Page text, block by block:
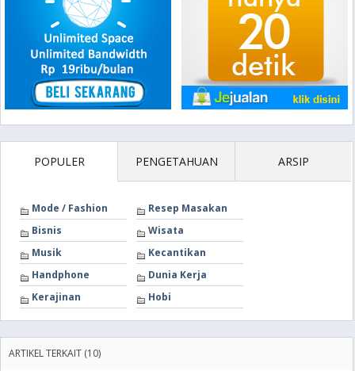
POPULER PENGETAHUAN ARSIP
Mode / Fashion
Resep Masakan
Bisnis
Wisata
Musik
Kecantikan
Handphone
Dunia Kerja
Kerajinan
Hobi
ARTIKEL TERKAIT (10)